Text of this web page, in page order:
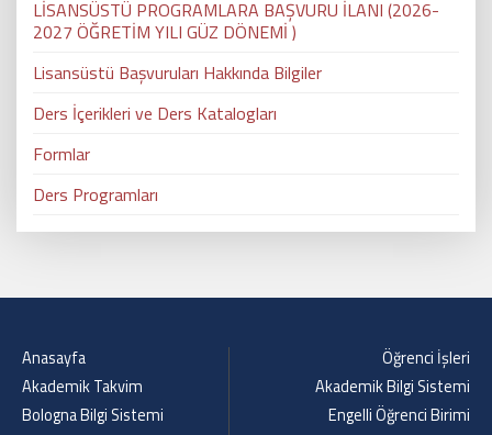
LİSANSÜSTÜ PROGRAMLARA BAŞVURU İLANI (2026-
2027 ÖĞRETİM YILI GÜZ DÖNEMİ )
Lisansüstü Başvuruları Hakkında Bilgiler
Ders İçerikleri ve Ders Katalogları
Formlar
Ders Programları
Anasayfa
Akademik Takvim
Bologna Bilgi Sistemi
Öğrenci İşleri
Akademik Bilgi Sistemi
Engelli Öğrenci Birimi